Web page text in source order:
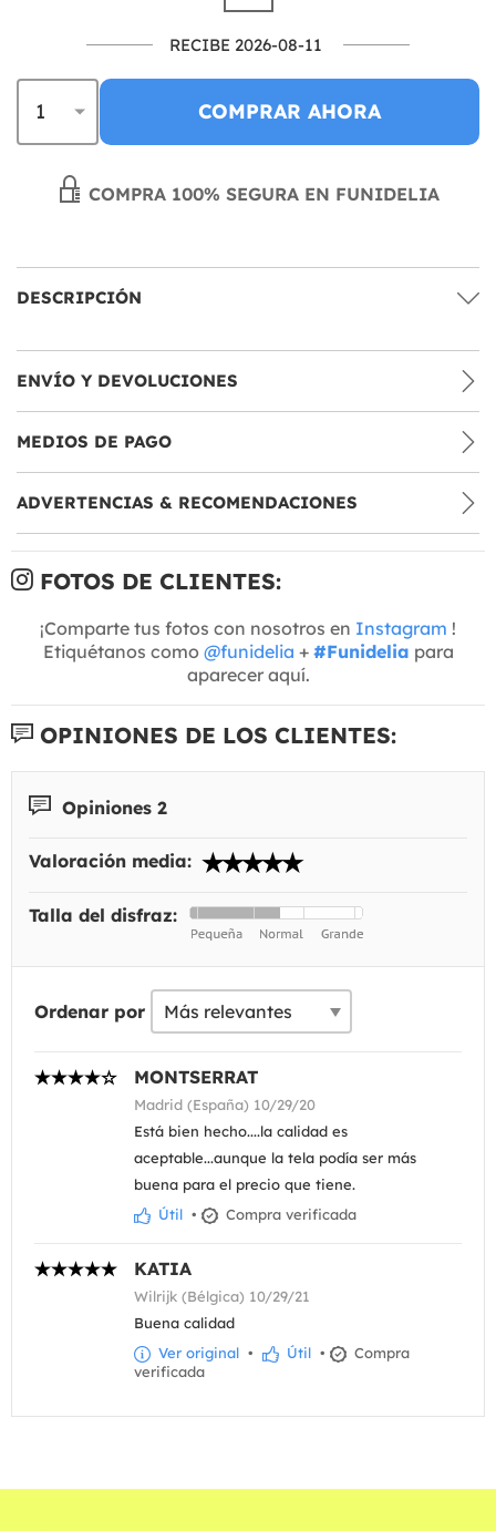
RECIBE 2026-08-11
COMPRAR AHORA
COMPRA 100% SEGURA EN FUNIDELIA
DESCRIPCIÓN
ENVÍO Y DEVOLUCIONES
MEDIOS DE PAGO
ADVERTENCIAS & RECOMENDACIONES
FOTOS DE CLIENTES:
¡Comparte tus fotos con nosotros en Instagram !
Etiquétanos como @funidelia + #Funidelia para
aparecer aquí.
OPINIONES DE LOS CLIENTES:
Opiniones 2
Valoración media:
Talla del disfraz:
Ordenar por
MONTSERRAT
Madrid (España) 10/29/20
Está bien hecho....la calidad es
aceptable...aunque la tela podía ser más
buena para el precio que tiene.
Útil • Compra verificada
KATIA
Wilrijk (Bélgica) 10/29/21
Buena calidad
Ver original • Útil •
Compra
verificada